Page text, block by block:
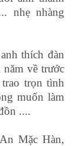
nhẹ nhàng
thích đàn
về trước
trọn tình
muốn làm
....
Mặc Hàn,